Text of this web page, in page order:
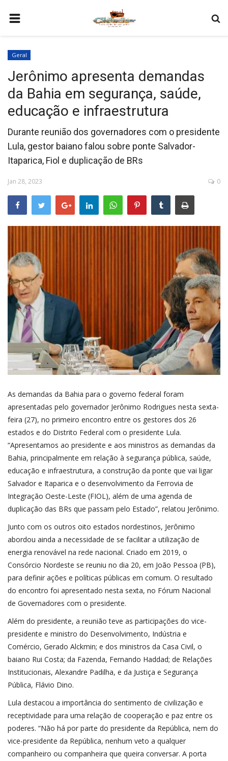
COMO SER PARCEIRO
PROGRAMAÇÃO
QUEM SOMOS
Geral
Jerônimo apresenta demandas
da Bahia em segurança, saúde,
educação e infraestrutura
Durante reunião dos governadores com o presidente
Lula, gestor baiano falou sobre ponte Salvador-
Itaparica, Fiol e duplicação de BRs
Jan 28, 2023 0
As demandas da Bahia para o governo federal foram
apresentadas pelo governador Jerônimo Rodrigues nesta sexta-
feira (27), no primeiro encontro entre os gestores dos 26
estados e do Distrito Federal com o presidente Lula.
“Apresentamos ao presidente e aos ministros as demandas da
Bahia, principalmente em relação à segurança pública, saúde,
educação e infraestrutura, a construção da ponte que vai ligar
Salvador e Itaparica e o desenvolvimento da Ferrovia de
Integração Oeste-Leste (FIOL), além de uma agenda de
duplicação das BRs que passam pelo Estado”, relatou Jerônimo.
Junto com os outros oito estados nordestinos, Jerônimo
abordou ainda a necessidade de se facilitar a utilização de
energia renovável na rede nacional. Criado em 2019, o
Consórcio Nordeste se reuniu no dia 20, em João Pessoa (PB),
para definir ações e políticas públicas em comum. O resultado
do encontro foi apresentado nesta sexta, no Fórum Nacional
de Governadores com o presidente.
Além do presidente, a reunião teve as participações do vice-
presidente e ministro do Desenvolvimento, Indústria e
Comércio, Gerado Alckmin; e dos ministros da Casa Civil, o
baiano Rui Costa; da Fazenda, Fernando Haddad; de Relações
Institucionais, Alexandre Padilha, e da Justiça e Segurança
Pública, Flávio Dino.
Lula destacou a importância do sentimento de civilização e
receptividade para uma relação de cooperação e paz entre os
poderes. “Não há por parte do presidente da República, nem do
vice-presidente da República, nenhum veto a qualquer
companheiro ou companheira que queira conversar. A porta